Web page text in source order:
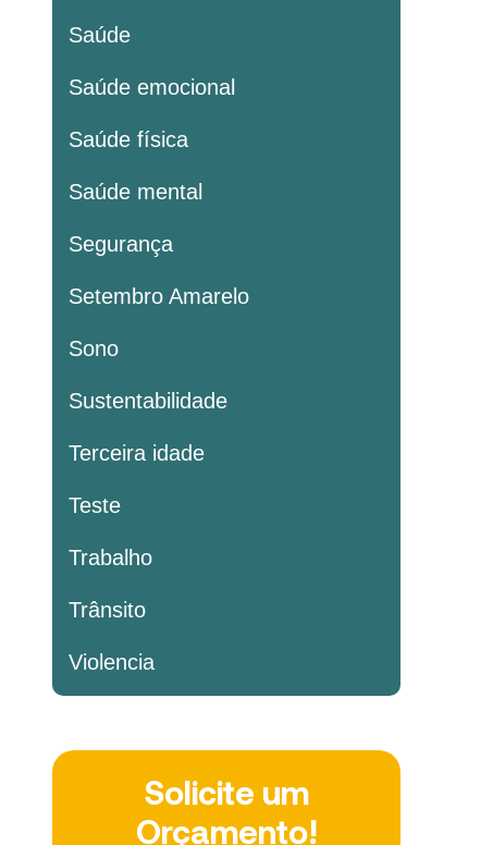
Saúde
Saúde emocional
Saúde física
Saúde mental
Segurança
Setembro Amarelo
Sono
Sustentabilidade
Terceira idade
Teste
Trabalho
Trânsito
Violencia
Solicite um
Orçamento!